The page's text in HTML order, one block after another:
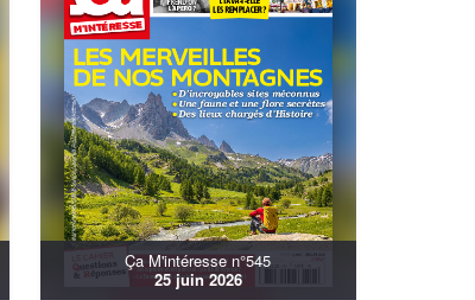
Ça M'intéresse n°545
25 juin 2026